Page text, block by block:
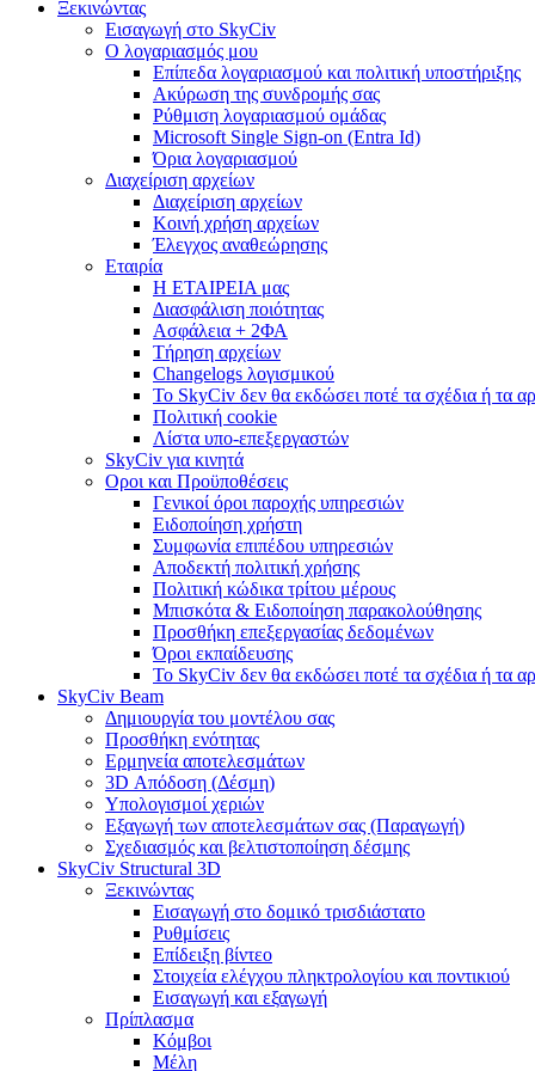
Ξεκινώντας
Εισαγωγή στο SkyCiv
Ο λογαριασμός μου
Επίπεδα λογαριασμού και πολιτική υποστήριξης
Ακύρωση της συνδρομής σας
Ρύθμιση λογαριασμού ομάδας
Microsoft Single Sign-on (Entra Id)
Όρια λογαριασμού
Διαχείριση αρχείων
Διαχείριση αρχείων
Κοινή χρήση αρχείων
Έλεγχος αναθεώρησης
Εταιρία
Η ΕΤΑΙΡΕΙΑ μας
Διασφάλιση ποιότητας
Ασφάλεια + 2ΦΑ
Τήρηση αρχείων
Changelogs λογισμικού
Το SkyCiv δεν θα εκδώσει ποτέ τα σχέδια ή τα
Πολιτική cookie
Λίστα υπο-επεξεργαστών
SkyCiv για κινητά
Οροι και Προϋποθέσεις
Γενικοί όροι παροχής υπηρεσιών
Ειδοποίηση χρήστη
Συμφωνία επιπέδου υπηρεσιών
Αποδεκτή πολιτική χρήσης
Πολιτική κώδικα τρίτου μέρους
Μπισκότα & Ειδοποίηση παρακολούθησης
Προσθήκη επεξεργασίας δεδομένων
Όροι εκπαίδευσης
Το SkyCiv δεν θα εκδώσει ποτέ τα σχέδια ή τα
SkyCiv Beam
Δημιουργία του μοντέλου σας
Προσθήκη ενότητας
Ερμηνεία αποτελεσμάτων
3D Απόδοση (Δέσμη)
Υπολογισμοί χεριών
Εξαγωγή των αποτελεσμάτων σας (Παραγωγή)
Σχεδιασμός και βελτιστοποίηση δέσμης
SkyCiv Structural 3D
Ξεκινώντας
Εισαγωγή στο δομικό τρισδιάστατο
Ρυθμίσεις
Επίδειξη βίντεο
Στοιχεία ελέγχου πληκτρολογίου και ποντικιού
Εισαγωγή και εξαγωγή
Πρίπλασμα
Κόμβοι
Μέλη